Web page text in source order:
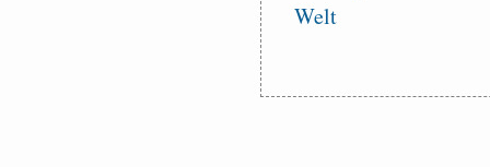
Welt